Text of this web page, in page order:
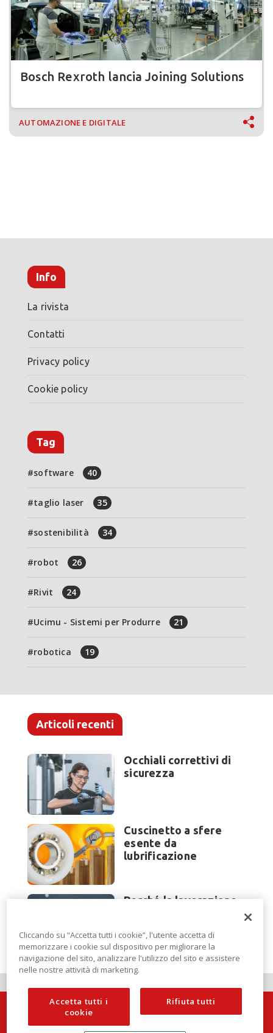
Bosch Rexroth lancia Joining Solutions
AUTOMAZIONE E DIGITALE
Info
La rivista
Contatti
Privacy policy
Cookie policy
Tag
software 40
taglio laser 35
sostenibilità 34
robot 26
Rivit 24
Ucimu - Sistemi per Produrre 21
robotica 19
Articoli recenti
Occhiali correttivi di
sicurezza
Cuscinetto a sfere
esente da
lubrificazione
Perché la lavorazione
EuroBLECH 2026?
Cliccando su “Accetta tutti i cookie”, l'utente accetta di
memorizzare i cookie sul dispositivo per migliorare la
navigazione del sito, analizzare l'utilizzo del sito e assistere
nelle nostre attività di marketing.
Accetta tutti i
cookie
Rifiuta tutti